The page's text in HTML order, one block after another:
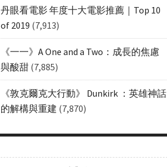
丹眼看電影 年度十大電影推薦｜Top 10
of 2019 (7,913)
《一一》A One and a Two：成長的焦慮
與酸甜 (7,885)
《敦克爾克大行動》 Dunkirk ：英雄神話
的解構與重建 (7,870)